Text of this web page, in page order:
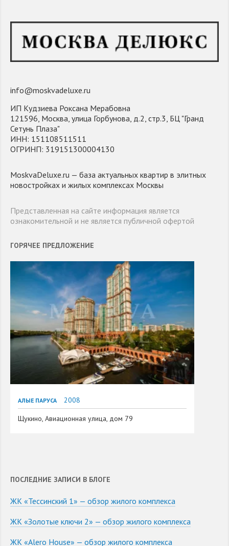
info@moskvadeluxe.ru
ИП Кудзиева Роксана Мерабовна
121596, Москва, улица Горбунова, д.2, стр.3, БЦ "Гранд
Сетунь Плаза"
ИНН: 151108511511
ОГРИНП: 319151300004130
MoskvaDeluxe.ru — база актуальных квартир в элитных
новостройках и жилых комплексах Москвы
Представленная на сайте информация является
ознакомительной и не является публичной офертой
ГОРЯЧЕЕ ПРЕДЛОЖЕНИЕ
АЛЫЕ ПАРУСА
2008
Щукино, Авиационная улица, дом 79
ПОСЛЕДНИЕ ЗАПИСИ В БЛОГЕ
ЖК «Тессинский 1» — обзор жилого комплекса
ЖК «Золотые ключи 2» — обзор жилого комплекса
ЖК «Alero House» — обзор жилого комплекса